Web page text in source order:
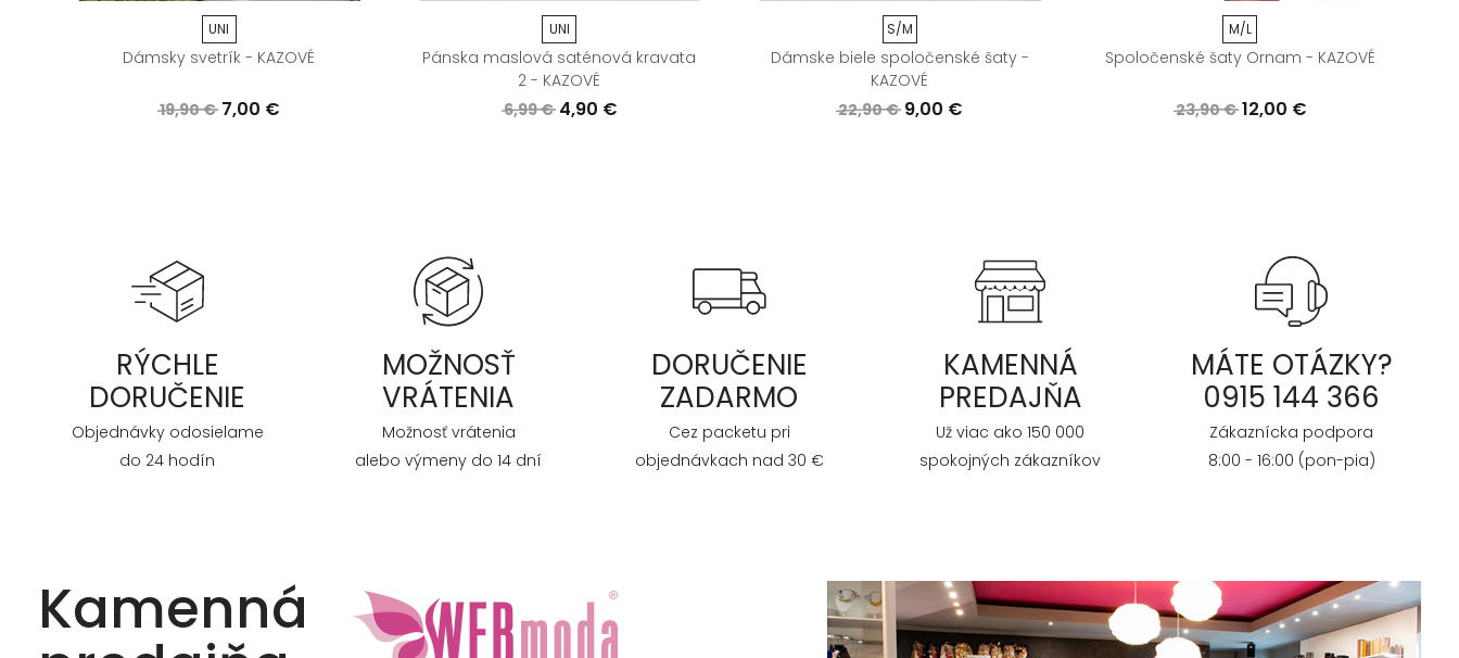
UNI
Dámsky svetrík - KAZOVÉ
19,90 € 7,00 €
UNI
Pánska maslová saténová kravata
2 - KAZOVÉ
6,99 € 4,90 €
S/M
Dámske biele spoločenské šaty -
KAZOVÉ
22,90 € 9,00 €
M/L
Spoločenské šaty Ornam - KAZOVÉ
23,90 € 12,00 €
RÝCHLE
DORUČENIE
Objednávky odosielame
do 24 hodín
MOŽNOSŤ
VRÁTENIA
Možnosť vrátenia
alebo výmeny do 14 dní
DORUČENIE
ZADARMO
Cez packetu pri
objednávkach nad 30 €
KAMENNÁ
PREDAJŇA
Už viac ako 150 000
spokojných zákazníkov
MÁTE OTÁZKY?
0915 144 366
Zákaznícka podpora
8:00 - 16:00 (pon-pia)
Kamenná